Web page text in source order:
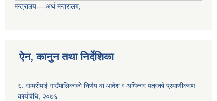
मन्त्रालय----अर्थ मन्त्रालय,
ऐन, कानुन तथा निर्देशिका
६. सम्मरीमाई गाउँपालिकाको निर्णय वा आदेश र अधिकार पत्रको प्रमाणीकरण
कार्यविधि, २०७६